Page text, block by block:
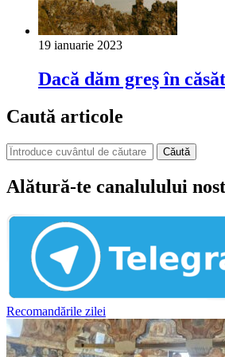
19 ianuarie 2023
Dacă dăm greş în
Caută articole
Căută
Alătură-te canalulului
Recomandările zilei